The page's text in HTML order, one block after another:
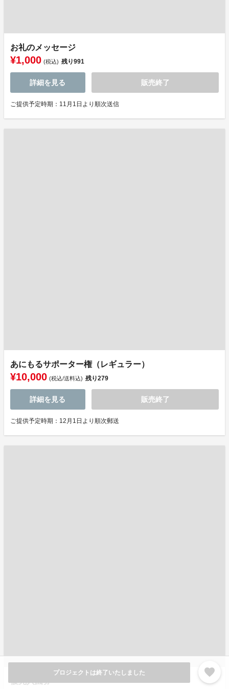
プロジェクトは終了いたしました favorite
お礼のメッセージ
¥1,000 (税込) 残り991
詳細を見る 販売終了
ご提供予定時期：11月1日より順次送信
あにもるサポーター権（レギュラー）
¥10,000 (税込/送料込) 残り279
詳細を見る 販売終了
ご提供予定時期：12月1日より順次郵送
優先入園券